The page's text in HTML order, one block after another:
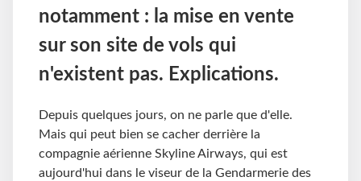
notamment : la mise en vente
sur son site de vols qui
n'existent pas. Explications.
Depuis quelques jours, on ne parle que d'elle.
Mais qui peut bien se cacher derrière la
compagnie aérienne Skyline Airways, qui est
aujourd'hui dans le viseur de la Gendarmerie des